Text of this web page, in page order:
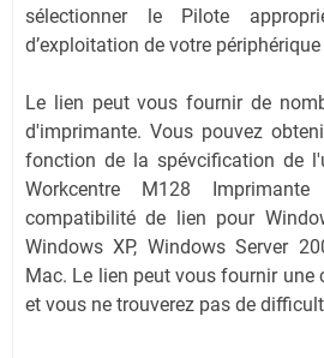
sélectionner le Pilote
d’exploitation de votre périphérique
Le lien peut vous fournir de
d'imprimante. Vous pouvez
fonction de la spévcification de
Workcentre M128
compatibilité de lien pour
Windows XP, Windows Server
Mac. Le lien peut vous fournir
et vous ne trouverez pas de